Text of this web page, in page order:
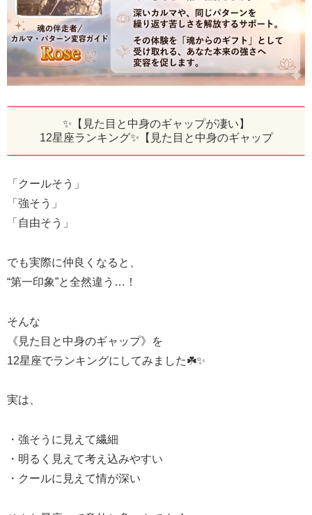
✨【見た目と中身のギャップが凄い】
12星座ランキング✨【見た目と中身のギャップ
「クールそう」
「強そう」
「自由そう」
でも実際に仲良くなると、
“第一印象”と全然違う…！
そんな
《見た目と中身のギャップ》を
12星座でランキングにしてみました☘️✨
実は、
・強そうに見えて繊細
・明るく見えて考え込みやすい
・クールに見えて情が深い